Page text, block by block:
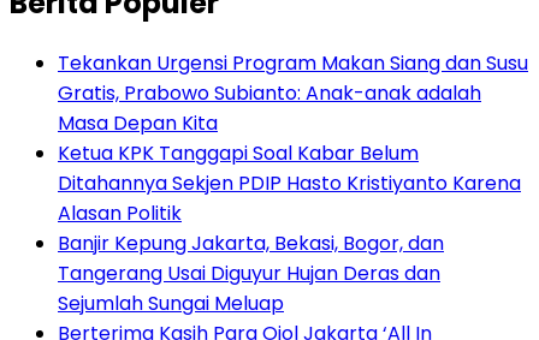
Tekankan Urgensi Program Makan Siang dan Susu
Gratis, Prabowo Subianto: Anak-anak adalah
Masa Depan Kita
Ketua KPK Tanggapi Soal Kabar Belum
Ditahannya Sekjen PDIP Hasto Kristiyanto Karena
Alasan Politik
Banjir Kepung Jakarta, Bekasi, Bogor, dan
Tangerang Usai Diguyur Hujan Deras dan
Sejumlah Sungai Meluap
Berterima Kasih Para Ojol Jakarta ‘All In